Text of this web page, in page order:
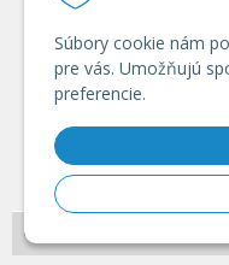
Súbory cookie nám
pre vás. Umožňujú
preferencie.
© 2026 HRANY.SK •